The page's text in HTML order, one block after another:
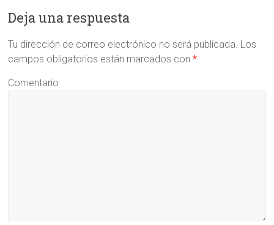
Deja una respuesta
Tu dirección de correo electrónico no será publicada. Los
campos obligatorios están marcados con*
Comentario